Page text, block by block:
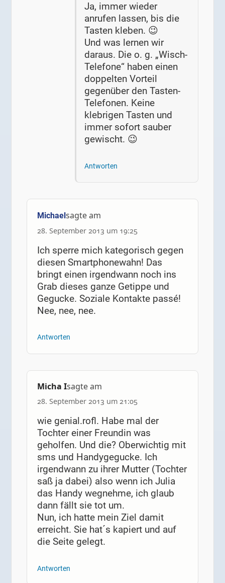
Ja, immer wieder
anrufen lassen, bis die
Tasten kleben. 😉
Und was lernen wir
daraus. Die o. g. „Wisch-
Telefone“ haben einen
doppelten Vorteil
gegenüber den Tasten-
Telefonen. Keine
klebrigen Tasten und
immer sofort sauber
gewischt. 😉
Antworten
Michaelsagte am
28. September 2013 um 19:25
Ich sperre mich kategorisch gegen
diesen Smartphonewahn! Das
bringt einen irgendwann noch ins
Grab dieses ganze Getippe und
Gegucke. Soziale Kontakte passé!
Nee, nee, nee.
Antworten
Micha Isagte am
28. September 2013 um 21:05
wie genial.rofl. Habe mal der
Tochter einer Freundin was
geholfen. Und die? Oberwichtig mit
sms und Handygegucke. Ich
irgendwann zu ihrer Mutter (Tochter
saß ja dabei) also wenn ich Julia
das Handy wegnehme, ich glaub
dann fällt sie tot um.
Nun, ich hatte mein Ziel damit
erreicht. Sie hat´s kapiert und auf
die Seite gelegt.
Antworten